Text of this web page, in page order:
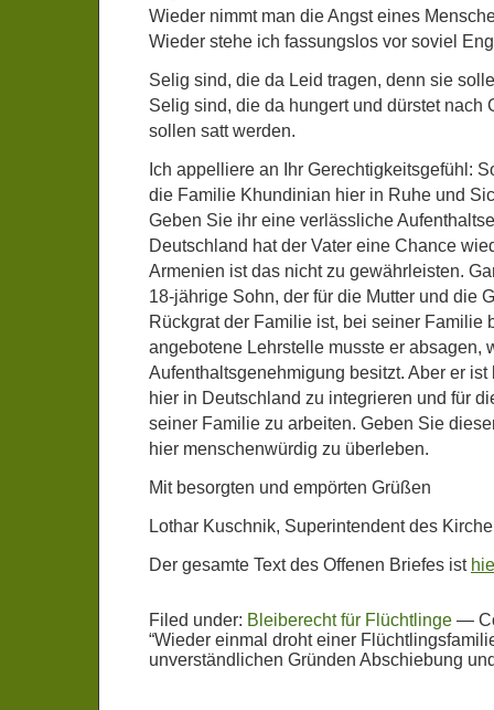
Wieder nimmt man die Angst eines
Wieder stehe ich fassungslos vor soviel
Selig sind, die da Leid tragen, denn sie
Selig sind, die da hungert und dürstet nach
sollen satt werden.
Ich appelliere an Ihr Gerechtigkeitsgefühl:
die Familie Khundinian hier in Ruhe und
Geben Sie ihr eine verlässliche
Deutschland hat der Vater eine Chance
Armenien ist das nicht zu gewährleisten.
18-jährige Sohn, der für die Mutter und die
Rückgrat der Familie ist, bei seiner Familie
angebotene Lehrstelle musste er absagen,
Aufenthaltsgenehmigung besitzt. Aber er
hier in Deutschland zu integrieren und für
seiner Familie zu arbeiten. Geben Sie
hier menschenwürdig zu überleben.
Mit besorgten und empörten Grüßen
Lothar Kuschnik, Superintendent des
Der gesamte Text des Offenen Briefes ist
Filed under: Bleiberecht für Flüchtlinge —
“Wieder einmal droht einer
unverständlichen Gründen Abschiebung